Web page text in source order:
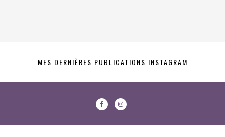
MES DERNIÈRES PUBLICATIONS INSTAGRAM